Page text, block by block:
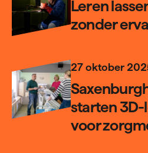
Leren
zonder
27 oktober
starten
voor